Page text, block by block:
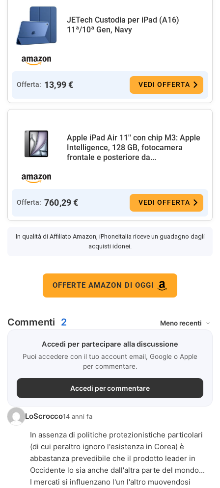
JETech Custodia per iPad (A16)
11ª/10ª Gen, Navy
Offerta: 13,99 € VEDI OFFERTA
Apple iPad Air 11'' con chip M3: Apple
Intelligence, 128 GB, fotocamera
frontale e posteriore da...
Offerta: 760,29 € VEDI OFFERTA
In qualità di Affiliato Amazon, iPhoneItalia riceve un guadagno dagli
acquisti idonei.
OFFERTE AMAZON DI OGGI
Commenti 2
Accedi per partecipare alla discussione
Puoi accedere con il tuo account email, Google o Apple
per commentare.
Accedi per commentare
LoScrocco14 anni fa
In assenza di politiche protezionistiche particolari
(di cui peraltro ignoro l'esistenza in Corea) è
abbastanza prevedibile che il prodotto leader in
Occidente lo sia anche dall'altra parte del mondo...
I mercati si influenzano l'un l'altro muovendosi